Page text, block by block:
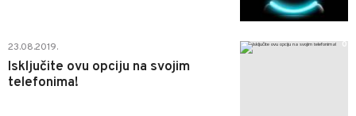
23.08.2019.
Isključite ovu opciju na svojim
telefonima!
0